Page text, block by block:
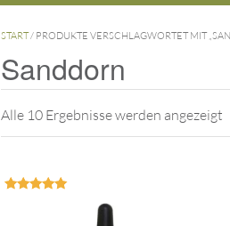
START/ PRODUKTE VERSCHLAGWORTET MIT
Sanddorn
Alle 10 Ergebnisse werden angezeigt